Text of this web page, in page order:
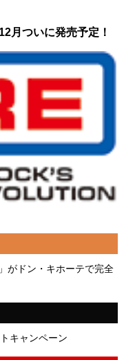
月ついに発売予定！
がドン・キホーテで完全
キャンペーン